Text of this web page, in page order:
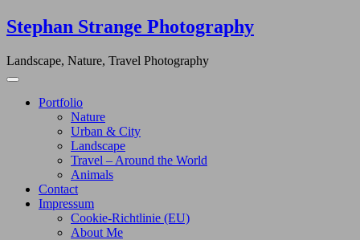
Skip
to
Stephan Strange Photography
Landscape, Nature, Travel Photography
Portfolio
Nature
Urban & City
Landscape
Travel – Around the World
Animals
Contact
Impressum
Cookie-Richtlinie (EU)
About Me